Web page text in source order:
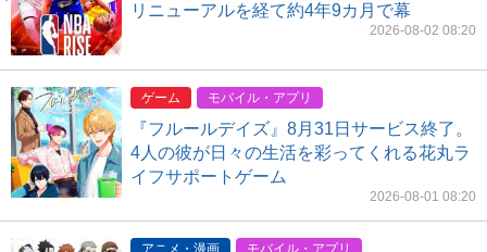
リニューアルを経て約4年9カ月で幕
2026-08-02 08:20
ゲーム モバイル・アプリ
『フルールデイズ』8月31日サービス終了。
4人の彼が日々の生活を彩ってくれる花丸ラ
イフサポートゲーム
2026-08-01 08:20